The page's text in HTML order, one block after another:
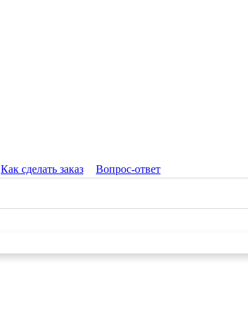
Как сделать заказ Вопрос-ответ